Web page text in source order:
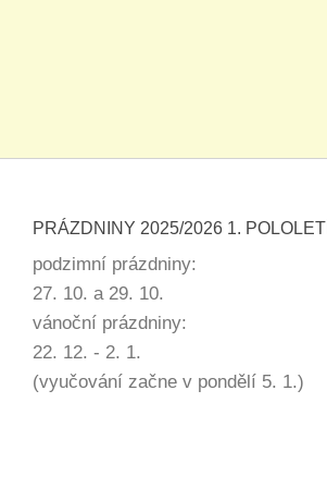
PRÁZDNINY 2025/2026 1. POLOLETÍ
podzimní prázdniny:
27. 10. a 29. 10.
vánoční prázdniny:
22. 12. - 2. 1.
(vyučování začne v pondělí 5. 1.)